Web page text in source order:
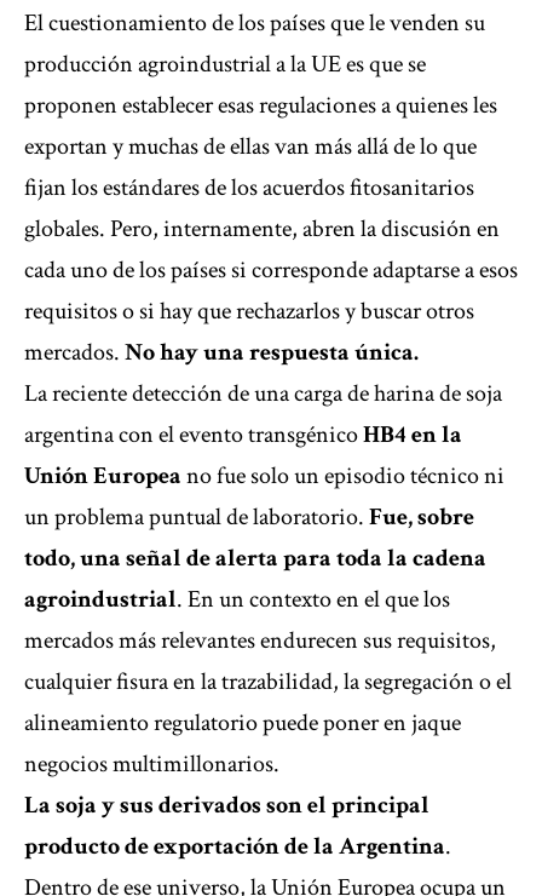
El cuestionamiento de los países que le venden su
producción agroindustrial a la UE es que se
proponen establecer esas regulaciones a quienes les
exportan y muchas de ellas van más allá de lo que
fijan los estándares de los acuerdos fitosanitarios
globales. Pero, internamente, abren la discusión en
cada uno de los países si corresponde adaptarse a esos
requisitos o si hay que rechazarlos y buscar otros
mercados.No hay una respuesta única.
La reciente detección de una carga de harina de soja
argentina con el evento transgénicoHB4 en la
Unión Europeano fue solo un episodio técnico ni
un problema puntual de laboratorio.Fue, sobre
todo, una señal de alerta para toda la cadena
agroindustrial. En un contexto en el que los
mercados más relevantes endurecen sus requisitos,
cualquier fisura en la trazabilidad, la segregación o el
alineamiento regulatorio puede poner en jaque
negocios multimillonarios.
La soja y sus derivados son el principal
producto de exportación de la Argentina.
Dentro de ese universo, la Unión Europea ocupa un